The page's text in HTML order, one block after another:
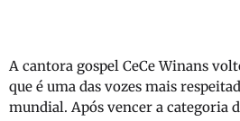
A cantora gospel CeCe Winans
que é uma das vozes mais
mundial. Após vencer a categoria